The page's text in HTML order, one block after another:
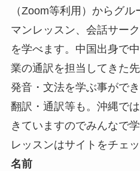
（Zoom等利用）からグ
マンレッスン、会話サー
を学べます。中国出身で
業の通訳を担当してきた
発音・文法を学ぶ事がで
翻訳・通訳等も。沖縄で
きていますのでみんなで
レッスンはサイトをチェッ
名前